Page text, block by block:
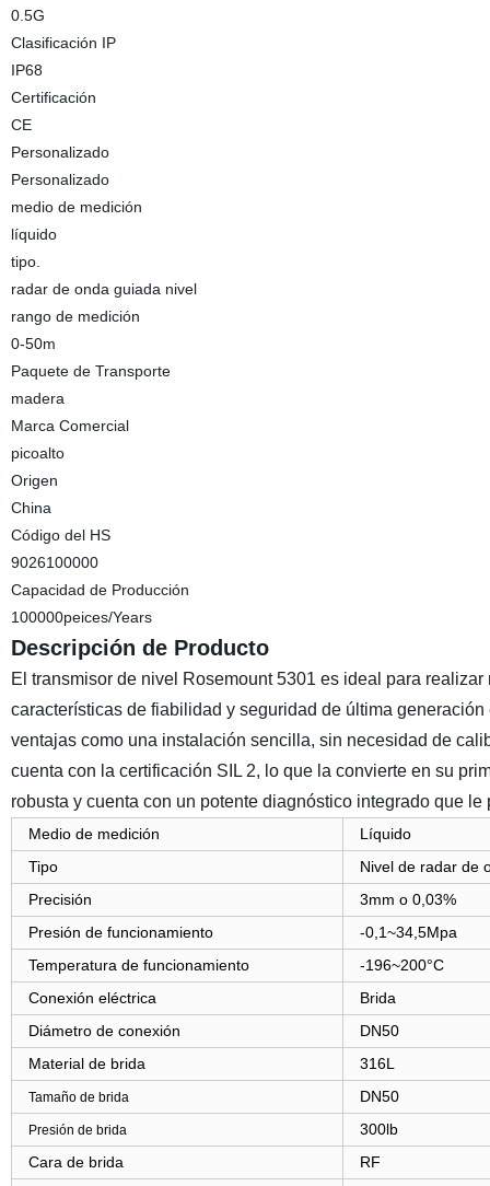
0.5G
Clasificación IP
IP68
Certificación
CE
Personalizado
Personalizado
medio de medición
líquido
tipo.
radar de onda guiada nivel
rango de medición
0-50m
Paquete de Transporte
madera
Marca Comercial
picoalto
Origen
China
Código del HS
9026100000
Capacidad de Producción
100000peices/Years
Descripción de Producto
El transmisor de nivel Rosemount 5301 es ideal para
características de fiabilidad y seguridad de última
ventajas como una instalación sencilla, sin necesidad de
cuenta con la certificación SIL 2, lo que la convierte en su
robusta y cuenta con un potente diagnóstico
Medio de medición
Líquido
Tipo
Nivel de radar de
Precisión
3mm o 0,03%
Presión de funcionamiento
-0,1~34,5Mpa
Temperatura de funcionamiento
-196~200°C
Conexión eléctrica
Brida
Diámetro de conexión
DN50
Material de brida
316L
Tamaño de brida DN50
Presión de brida
300lb
Cara de brida
RF